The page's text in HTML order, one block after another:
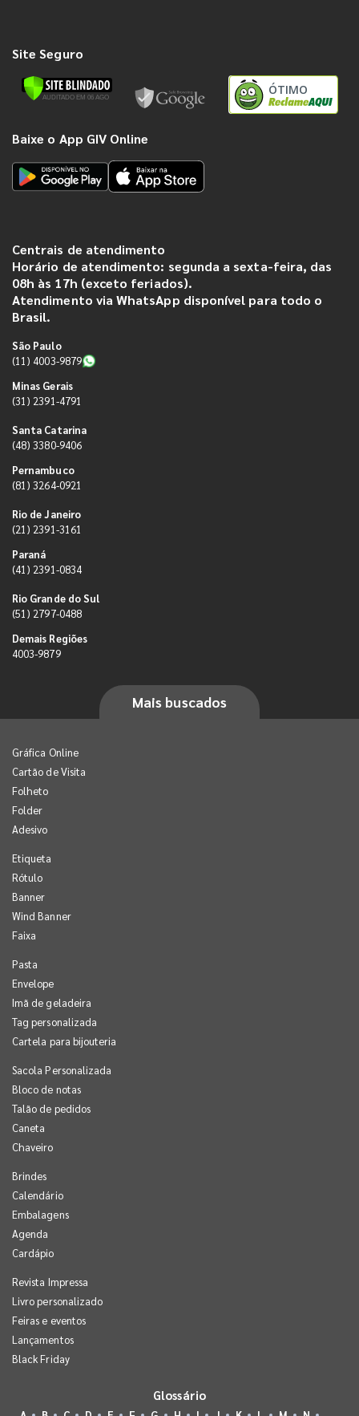
Site Seguro
ÓTIMO
Baixe o App GIV Online
Centrais de atendimento
Horário de atendimento: segunda a sexta-feira, das
08h às 17h (exceto feriados).
Atendimento via WhatsApp disponível para todo o
Brasil.
São Paulo
(11) 4003-9879
Minas Gerais
(31) 2391-4791
Santa Catarina
(48) 3380-9406
Pernambuco
(81) 3264-0921
Rio de Janeiro
(21) 2391-3161
Paraná
(41) 2391-0834
Rio Grande do Sul
(51) 2797-0488
Demais Regiões
4003-9879
Mais buscados
Gráfica Online
Cartão de Visita
Folheto
Folder
Adesivo
Etiqueta
Rótulo
Banner
Wind Banner
Faixa
Pasta
Envelope
Imã de geladeira
Tag personalizada
Cartela para bijouteria
Sacola Personalizada
Bloco de notas
Talão de pedidos
Caneta
Chaveiro
Brindes
Calendário
Embalagens
Agenda
Cardápio
Revista Impressa
Livro personalizado
Feiras e eventos
Lançamentos
Black Friday
Glossário